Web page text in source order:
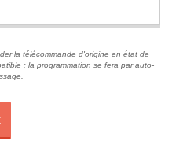
la télécommande d'origine en état de
: la programmation se fera par auto-